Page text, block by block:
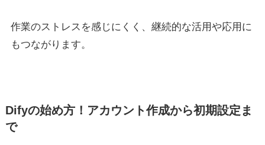
作業のストレスを感じにくく、継続的な活用や応用に
もつながります。
Difyの始め方！アカウント作成から初期設定ま
で